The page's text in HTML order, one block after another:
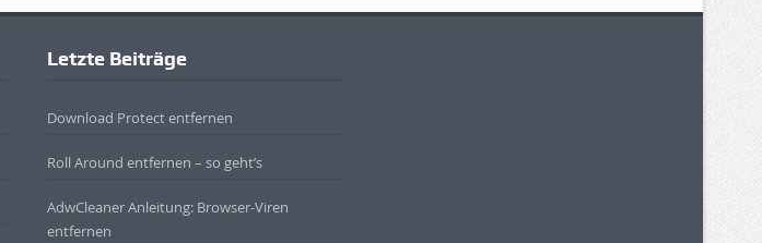
Letzte Beiträge
Download Protect entfernen
Roll Around entfernen – so geht’s
AdwCleaner Anleitung: Browser-Viren
entfernen